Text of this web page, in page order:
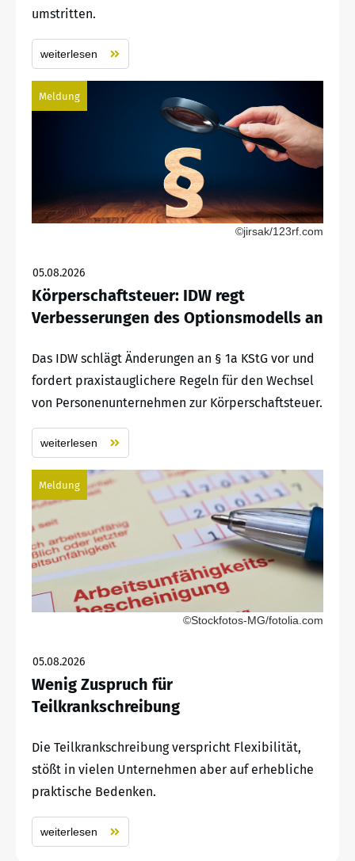
umstritten.
weiterlesen
Meldung
©jirsak/123rf.com
05.08.2026
Körperschaftsteuer: IDW regt
Verbesserungen des Optionsmodells an
Das IDW schlägt Änderungen an § 1a KStG vor und
fordert praxistauglichere Regeln für den Wechsel
von Personenunternehmen zur Körperschaftsteuer.
weiterlesen
Meldung
©Stockfotos-MG/fotolia.com
05.08.2026
Wenig Zuspruch für
Teilkrankschreibung
Die Teilkrankschreibung verspricht Flexibilität,
stößt in vielen Unternehmen aber auf erhebliche
praktische Bedenken.
weiterlesen